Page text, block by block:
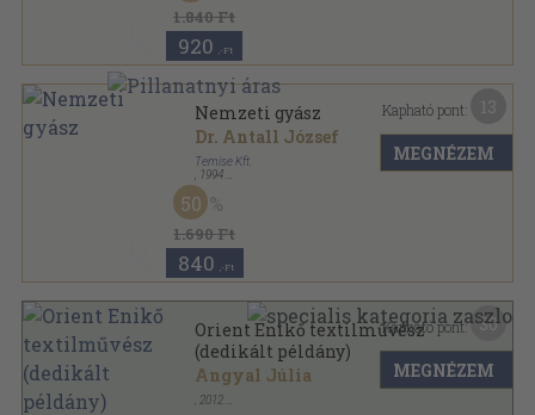
1.840 Ft
920 ,-Ft
Nemzeti gyász
Dr. Antall József
Temise Kft.
1994
Vászon
1.690 Ft
50
840 ,-Ft
Kapható pont:
MEGNÉZEM
Orient Enikő textilművész
(dedikált példány)
Angyal Júlia
2012
Kapható pont: 30
MEGNÉZEM